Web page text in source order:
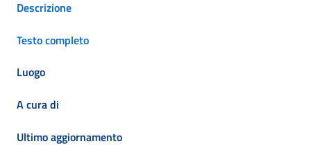
Descrizione
Testo completo
Luogo
A cura di
Ultimo aggiornamento